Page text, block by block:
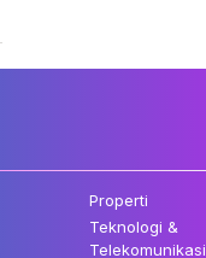
Properti
Teknologi &
Telekomunikasi